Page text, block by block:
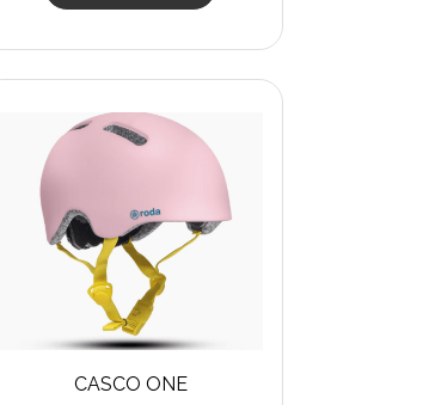
CASCO ONE